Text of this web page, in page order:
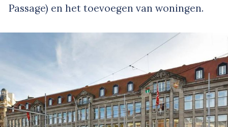
Passage) en het toevoegen van woningen.